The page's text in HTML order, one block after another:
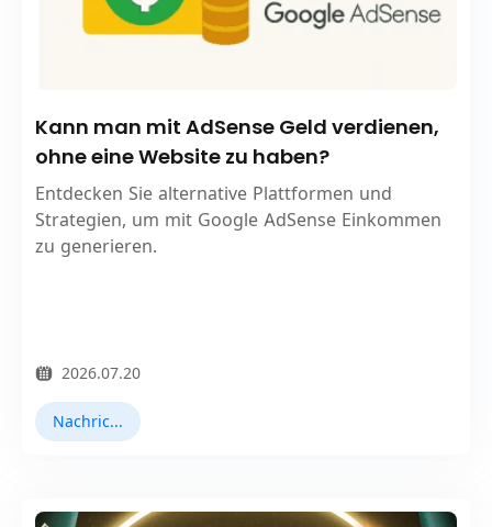
Kann man mit AdSense Geld verdienen,
ohne eine Website zu haben?
Entdecken Sie alternative Plattformen und
Strategien, um mit Google AdSense Einkommen
zu generieren.
2026.07.20
Nachrichten